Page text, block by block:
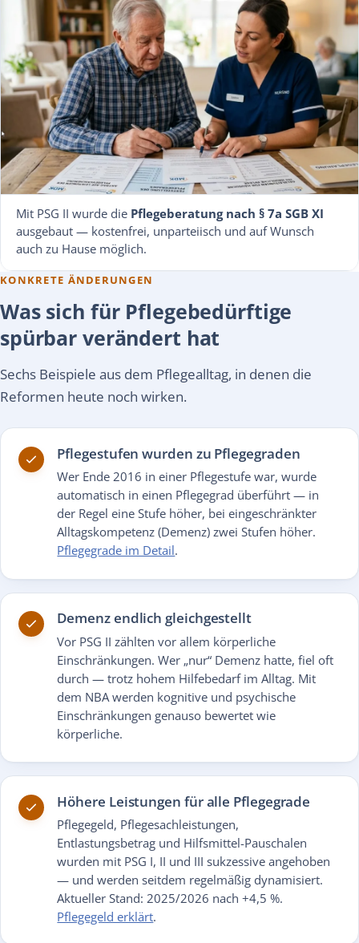
Mit PSG II wurde die Pflegeberatung nach § 7a SGB XI
ausgebaut — kostenfrei, unparteiisch und auf Wunsch
auch zu Hause möglich.
KONKRETE ÄNDERUNGEN
Was sich für Pflegebedürftige
spürbar verändert hat
Sechs Beispiele aus dem Pflegealltag, in denen die
Reformen heute noch wirken.
Pflegestufen wurden zu Pflegegraden
Wer Ende 2016 in einer Pflegestufe war, wurde
automatisch in einen Pflegegrad überführt — in
der Regel eine Stufe höher, bei eingeschränkter
Alltagskompetenz (Demenz) zwei Stufen höher.
Pflegegrade im Detail.
Demenz endlich gleichgestellt
Vor PSG II zählten vor allem körperliche
Einschränkungen. Wer „nur“ Demenz hatte, fiel oft
durch — trotz hohem Hilfebedarf im Alltag. Mit
dem NBA werden kognitive und psychische
Einschränkungen genauso bewertet wie
körperliche.
Höhere Leistungen für alle Pflegegrade
Pflegegeld, Pflegesachleistungen,
Entlastungsbetrag und Hilfsmittel-Pauschalen
wurden mit PSG I, II und III sukzessive angehoben
— und werden seitdem regelmäßig dynamisiert.
Aktueller Stand: 2025/2026 nach +4,5 %.
Pflegegeld erklärt.